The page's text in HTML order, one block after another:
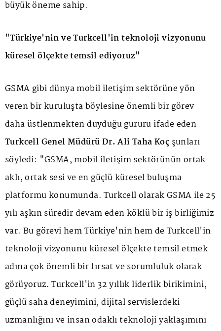
büyük öneme sahip.
"Türkiye'nin ve Turkcell'in teknoloji vizyonunu
küresel ölçekte temsil ediyoruz"
GSMA gibi dünya mobil iletişim sektörüne yön
veren bir kuruluşta böylesine önemli bir görev
daha üstlenmekten duyduğu gururu ifade eden
Turkcell Genel Müdürü Dr. Ali Taha Koç şunları
söyledi: "GSMA, mobil iletişim sektörünün ortak
aklı, ortak sesi ve en güçlü küresel buluşma
platformu konumunda. Turkcell olarak GSMA ile 25
yılı aşkın süredir devam eden köklü bir iş birliğimiz
var. Bu görevi hem Türkiye'nin hem de Turkcell'in
teknoloji vizyonunu küresel ölçekte temsil etmek
adına çok önemli bir fırsat ve sorumluluk olarak
görüyoruz. Turkcell'in 32 yıllık liderlik birikimini,
güçlü saha deneyimini, dijital servislerdeki
uzmanlığını ve insan odaklı teknoloji yaklaşımını